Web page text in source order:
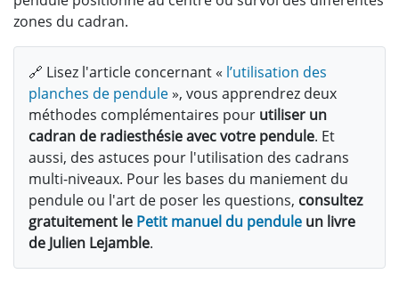
zones du cadran.
🔗 Lisez l'article concernant « l’utilisation des
planches de pendule», vous apprendrez deux
méthodes complémentaires pour utiliser un
cadran de radiesthésie avec votre pendule. Et
aussi, des astuces pour l'utilisation des cadrans
multi-niveaux. Pour les bases du maniement du
pendule ou l'art de poser les questions, consultez
gratuitement le Petit manuel du pendule un livre
de Julien Lejamble.